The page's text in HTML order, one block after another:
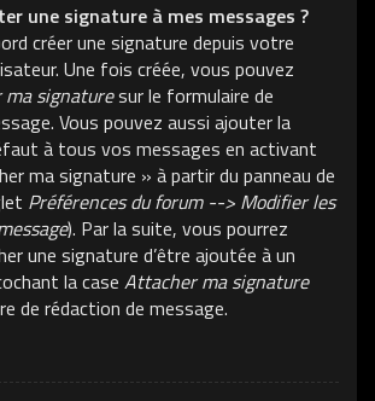
une signature à mes messages ?
créer une signature depuis votre
Une fois créée, vous pouvez
signaturesur le formulaire de
Vous pouvez aussi ajouter la
à tous vos messages en activant
ma signature » à partir du panneau de
Préférences du forum --> Modifier les
). Par la suite, vous pourrez
une signature d’être ajoutée à un
la case Attacher ma signature
de rédaction de message.